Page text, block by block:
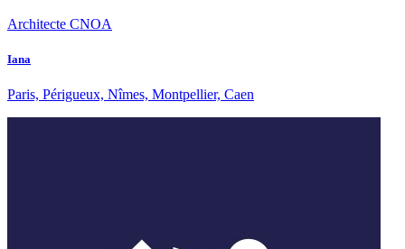
Architecte CNOA
Iana
Paris, Périgueux, Nîmes, Montpellier, Caen